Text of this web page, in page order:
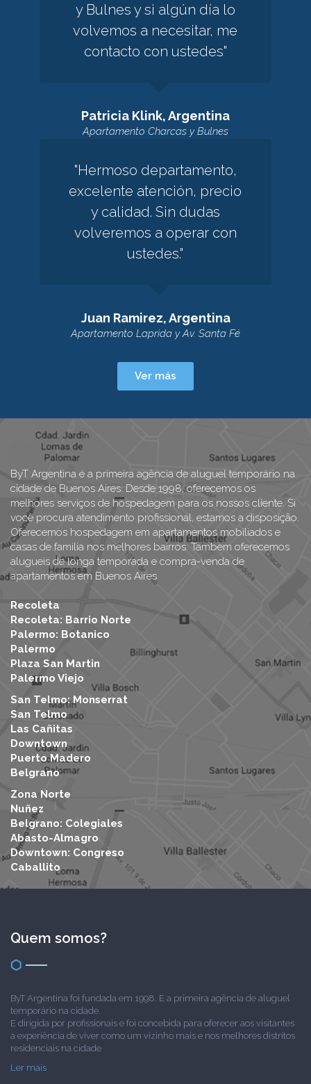
y Bulnes y si algún día lo
volvemos a necesitar, me
contacto con ustedes"
Patricia Klink, Argentina
Apartamento Charcas y Bulnes
"Hermoso departamento,
excelente atención, precio
y calidad. Sin dudas
volveremos a operar con
ustedes."
Juan Ramirez, Argentina
Apartamento Laprida y Av. Santa Fé
Ver más
ByT Argentina é a primeira agência de aluguel temporário na
cidade de Buenos Aires. Desde 1998, oferecemos os
melhores serviços de hospedagem para os nossos cliente. Si
você procura atendimento profissional, estamos a disposição.
Oferecemos hospedagem em apartamentos mobiliados e
casas de familia nos melhores bairros. Tambem oferecemos
alugueis de longa temporada e compra-venda de
apartamentos em Buenos Aires
Recoleta
Recoleta: Barrio Norte
Palermo: Botanico
Palermo
Plaza San Martin
Palermo Viejo
San Telmo: Monserrat
San Telmo
Las Cañitas
Downtown
Puerto Madero
Belgrano
Zona Norte
Nuñez
Belgrano: Colegiales
Abasto-Almagro
Downtown: Congreso
Caballito
Quem somos?
ByT Argentina foi fundada em 1998. E a primeira agência de aluguel
temporário na cidade.
E dirigida por profissionais e foi concebida para oferecer aos visitantes
a experiência de viver como um vizinho mais e nos melhores distritos
residenciais na cidade
Ler mais